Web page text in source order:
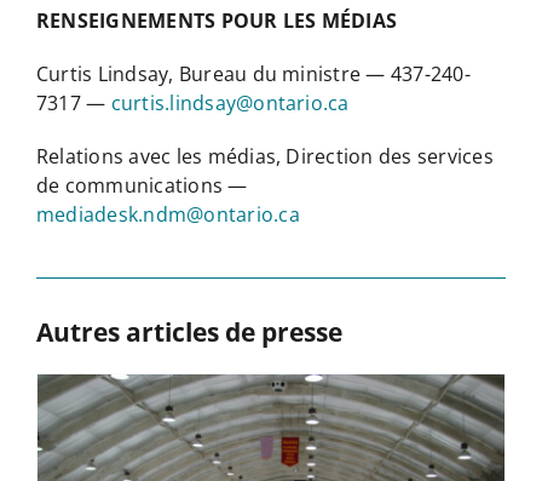
RENSEIGNEMENTS POUR LES MÉDIAS
Curtis Lindsay, Bureau du ministre — 437-240-
7317 — curtis.lindsay@ontario.ca
Relations avec les médias, Direction des services
de communications —
mediadesk.ndm@ontario.ca
Autres articles de presse